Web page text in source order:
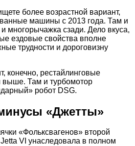
более возрастной вариант,
машины с 2013 года. Там и
многорычажка сзади. Дело вкуса,
ездовые свойства вполне
трудности и дороговизну
конечно, рестайлинговые
выше. Там и турбомотор
робот DSG.
«Джетты»
«Фольксвагенов» второй
VI унаследовала в полном